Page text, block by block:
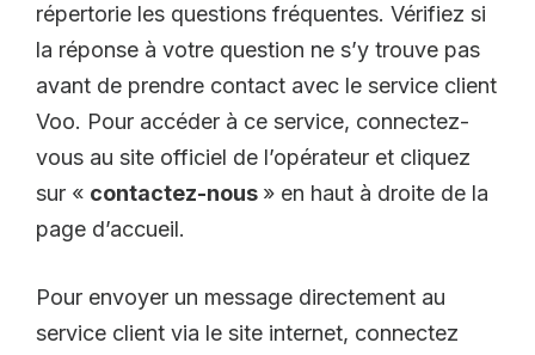
répertorie les questions fréquentes. Vérifiez si
la réponse à votre question ne s’y trouve pas
avant de prendre contact avec le service client
Voo. Pour accéder à ce service, connectez-
vous au site officiel de l’opérateur et cliquez
sur « contactez-nous » en haut à droite de la
page d’accueil.
Pour envoyer un message directement au
service client via le site internet, connectez